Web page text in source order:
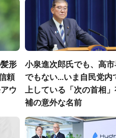
形
頼
ウ
小泉進次郎氏でも、高市
でもない...いま自民党内
上している「次の首相
補の意外な名前